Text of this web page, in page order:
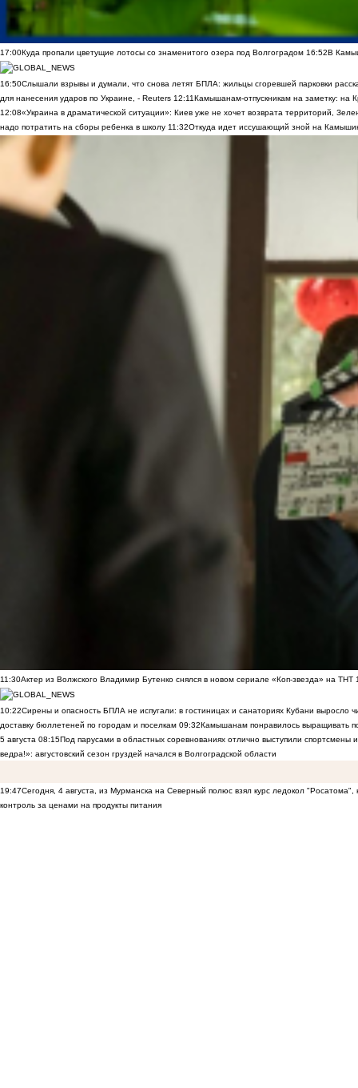
17:00Куда пропали цветущие лотосы со знаменитого озера под Волгоградом 16:52В
16:50Слышали взрывы и думали, что снова летят БПЛА: жильцы сгоревшей парковки
для нанесения ударов по Украине, - Reuters 12:11Камышанам-отпускникам на заметку: на
12:08«Украина в драматической ситуации»: Киев уже не хочет возврата территорий,
надо потратить на сборы ребенка в школу 11:32Откуда идет иссушающий зной на
11:30Актер из Волжского Владимир Бутенко снялся в новом сериале «Коп-звезда» на ТНТ
10:22Сирены и опасность БПЛА не испугали: в гостиницах и санаториях Кубани выросло
доставку бюллетеней по городам и поселкам 09:32Камышанам понравилось выращивать
5 августа 08:15Под парусами в областных соревнованиях отлично выступили спортсмены
ведра!»: августовский сезон груздей начался в Волгоградской области
19:47Сегодня, 4 августа, из Мурманска на Северный полюс взял курс ледокол
контроль за ценами на продукты питания